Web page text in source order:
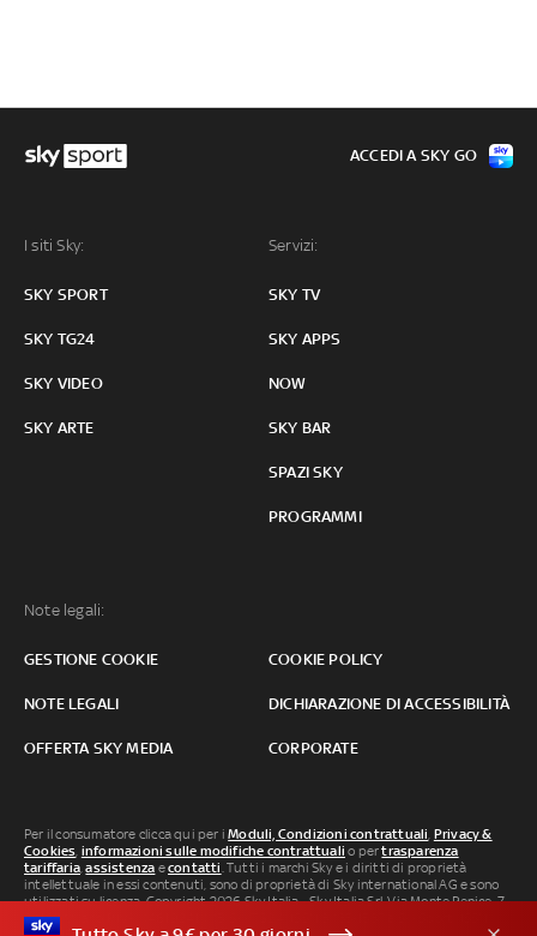
I siti Sky:
SKY SPORT
SKY TG24
SKY VIDEO
SKY ARTE
Servizi:
SKY TV
SKY APPS
NOW
SKY BAR
SPAZI SKY
PROGRAMMI
Note legali:
GESTIONE COOKIE COOKIE POLICY
NOTE LEGALI DICHIARAZIONE DI ACCESSIBILITÀ
OFFERTA SKY MEDIA CORPORATE
ACCEDI A SKY GO
Per il consumatore clicca qui per iModuli, Condizioni contrattuali, Privacy &
Cookies, informazioni sulle modifiche contrattuali o pertrasparenza
tariffaria,assistenza econtatti. Tutti i marchi Sky e i diritti di proprietà
intellettuale in essi contenuti, sono di proprietà di Sky international AG e sono
utilizzati su licenza. Copyright 2026 Sky Italia - Sky Italia Srl Via Monte Penice, 7 -
20138 Milano P.IVA 04619241005. SkyTG24: ISSN 3035-1537 e SkySport: ISSN